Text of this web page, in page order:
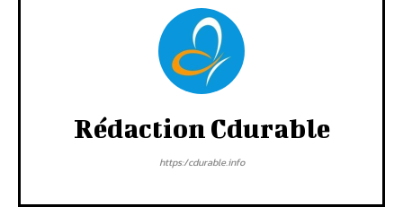
Rédaction Cdurable
https:/cdurable.info